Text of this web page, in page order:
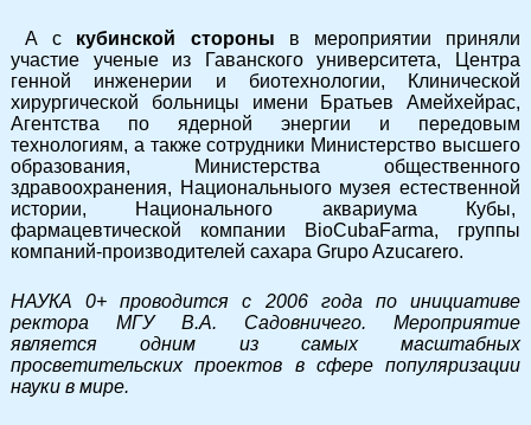
А с кубинской стороны в мероприятии приняли
участие ученые из Гаванского университета, Центра
генной инженерии и биотехнологии, Клинической
хирургической больницы имени Братьев Амейхейрас,
Агентства по ядерной энергии и передовым
технологиям, а также сотрудники Министерство высшего
образования, Министерства общественного
здравоохранения, Национальныого музея естественной
истории, Национального аквариума Кубы,
фармацевтической компании BioCubaFarma, группы
компаний-производителей сахара Grupo Azucarero.
НАУКА 0+ проводится с 2006 года по инициативе
ректора МГУ В.А. Садовничего. Мероприятие
является одним из самых масштабных
просветительских проектов в сфере популяризации
науки в мире.